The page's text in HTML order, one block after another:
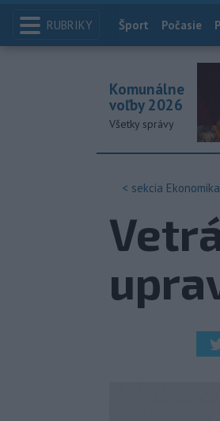
RUBRIKY Index
Šport Počasie
Komunálne
voľby 2026
Všetky správy
< sekcia Ekonomika